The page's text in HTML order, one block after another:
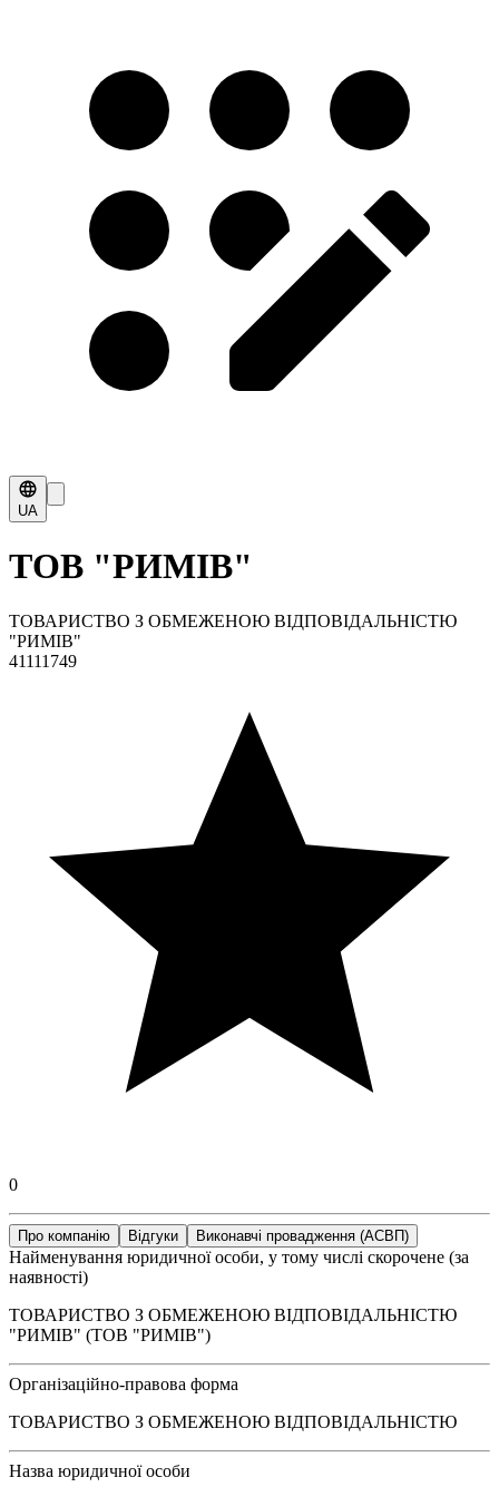
UA
ТОВ "РИМІВ"
ТОВАРИСТВО З ОБМЕЖЕНОЮ ВІДПОВІДАЛЬНІСТЮ
"РИМІВ"
41111749
0
Про компанію Відгуки Виконавчі провадження (АСВП)
Найменування юридичної особи, у тому числі скорочене (за
наявності)
ТОВАРИСТВО З ОБМЕЖЕНОЮ ВІДПОВІДАЛЬНІСТЮ
"РИМІВ" (ТОВ "РИМІВ")
Організаційно-правова форма
ТОВАРИСТВО З ОБМЕЖЕНОЮ ВІДПОВІДАЛЬНІСТЮ
Назва юридичної особи